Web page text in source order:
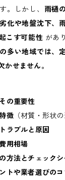
。しかし、 雨樋
化や地盤沈下、
こす可能性 があ
多い地域では、
かせません。
の重要性
徴（材質・形状の
ラブルと原因
用相場
方法とチェックシ
トや業者選びのコ